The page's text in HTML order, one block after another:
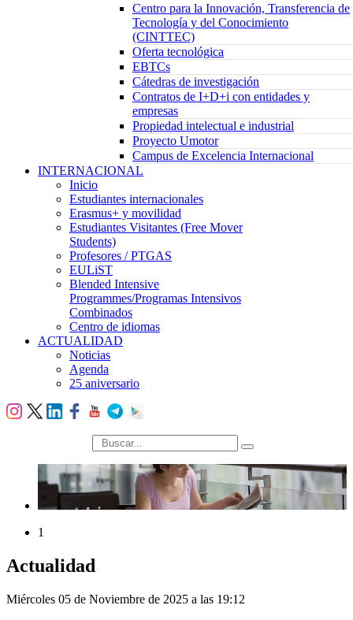
Centro para la Innovación, Transferencia de
Tecnología y del Conocimiento
(CINTTEC)
Oferta tecnológica
EBTCs
Cátedras de investigación
Contratos de I+D+i con entidades y
empresas
Propiedad intelectual e industrial
Proyecto Umotor
Campus de Excelencia Internacional
INTERNACIONAL
Inicio
Estudiantes internacionales
Erasmus+ y movilidad
Estudiantes Visitantes (Free Mover
Students)
Profesores / PTGAS
EULiST
Blended Intensive
Programmes/Programas Intensivos
Combinados
Centro de idiomas
ACTUALIDAD
Noticias
Agenda
25 aniversario
búsqueda
1
Actualidad
Miércoles 05 de Noviembre de 2025 a las 19:12